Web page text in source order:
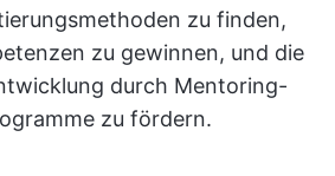
zu finden,
zu gewinnen, und die
durch Mentoring-
zu fördern.